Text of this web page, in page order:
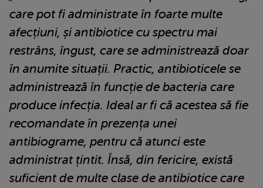
care pot fi administrate în foarte multe
afecțiuni, și antibiotice cu spectru mai
restrâns, îngust, care se administrează doar
în anumite situații. Practic, antibioticele se
administrează în funcție de bacteria care
produce infecția. Ideal ar fi că acestea să fie
recomandate în prezența unei
antibiograme, pentru că atunci este
administrat țintit. Însă, din fericire, există
suficient de multe clase de antibiotice care